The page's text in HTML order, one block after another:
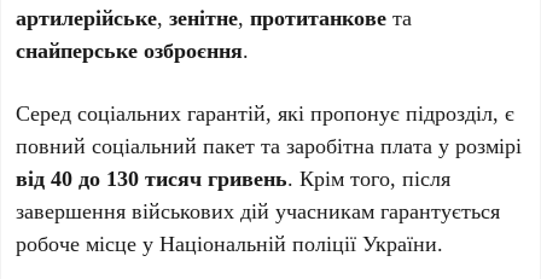
артилерійське,зенітне,протитанкове та
снайперське озброєння.
Серед соціальних гарантій, які пропонує підрозділ, є
повний соціальний пакет та заробітна плата у розмірі
від 40 до 130 тисяч гривень. Крім того, після
завершення військових дій учасникам гарантується
робоче місце у Національній поліції України.